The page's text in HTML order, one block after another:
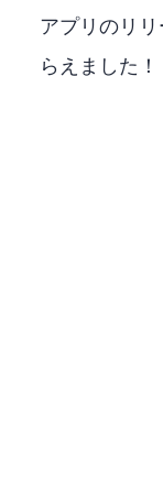
アプリのリ
らえました！